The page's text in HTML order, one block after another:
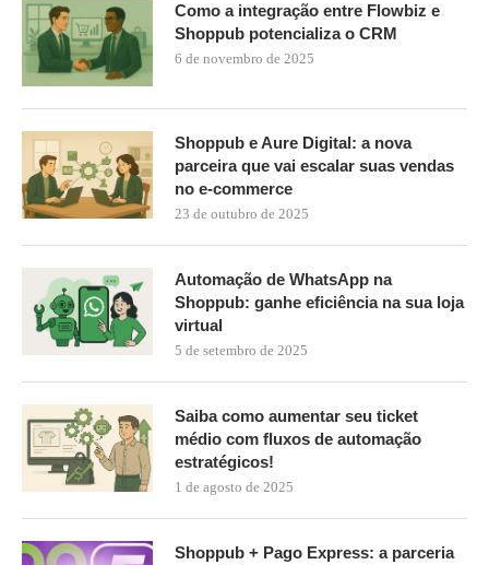
Como a integração entre Flowbiz e
Shoppub potencializa o CRM
6 de novembro de 2025
Shoppub e Aure Digital: a nova
parceira que vai escalar suas vendas
no e-commerce
23 de outubro de 2025
Automação de WhatsApp na
Shoppub: ganhe eficiência na sua loja
virtual
5 de setembro de 2025
Saiba como aumentar seu ticket
médio com fluxos de automação
estratégicos!
1 de agosto de 2025
Shoppub + Pago Express: a parceria